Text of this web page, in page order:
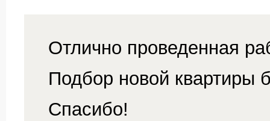
Отлично проведенная
Подбор новой квартиры
Спасибо!